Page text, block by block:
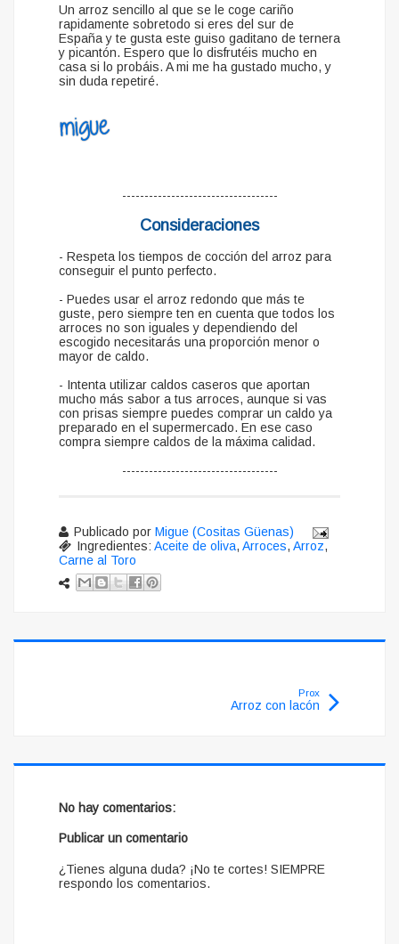
Un arroz sencillo al que se le coge cariño
rapidamente sobretodo si eres del sur de
España y te gusta este guiso gaditano de ternera
y picantón. Espero que lo disfrutéis mucho en
casa si lo probáis. A mi me ha gustado mucho, y
sin duda repetiré.
-----------------------------------
Consideraciones
- Respeta los tiempos de cocción del arroz para
conseguir el punto perfecto.
- Puedes usar el arroz redondo que más te
guste, pero siempre ten en cuenta que todos los
arroces no son iguales y dependiendo del
escogido necesitarás una proporción menor o
mayor de caldo.
- Intenta utilizar caldos caseros que aportan
mucho más sabor a tus arroces, aunque si vas
con prisas siempre puedes comprar un caldo ya
preparado en el supermercado. En ese caso
compra siempre caldos de la máxima calidad.
-----------------------------------
Publicado por Migue (Cositas Güenas)
Ingredientes: Aceite de oliva, Arroces, Arroz,
Carne al Toro
Prox
Arroz con lacón
No hay comentarios:
Publicar un comentario
¿Tienes alguna duda? ¡No te cortes! SIEMPRE
respondo los comentarios.